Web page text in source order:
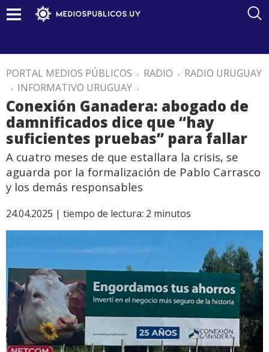
PORTAL MEDIOS PÚBLICOS . RADIO . RADIO URUGUAY
. INFORMATIVO URUGUAY .
Conexión Ganadera: abogado de
damnificados dice que “hay
suficientes pruebas” para fallar
A cuatro meses de que estallara la crisis, se
aguarda por la formalización de Pablo Carrasco
y los demás responsables
24.04.2025 | tiempo de lectura: 2 minutos